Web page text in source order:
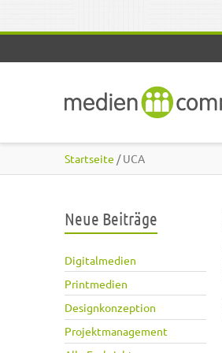
Startseite / UCA
Neue Beiträge
Digitalmedien
Printmedien
Designkonzeption
Projektmanagement